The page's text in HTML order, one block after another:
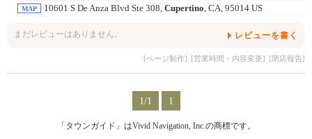
MAP 10601 S De Anza Blvd Ste 308, Cupertino, CA, 95014 US
まだレビューはありません。 レビューを書く
[ページ制作] [営業時間・内容変更] [閉店報告]
1/1 1
「タウンガイド」はVivid Navigation, Inc.の商標です。